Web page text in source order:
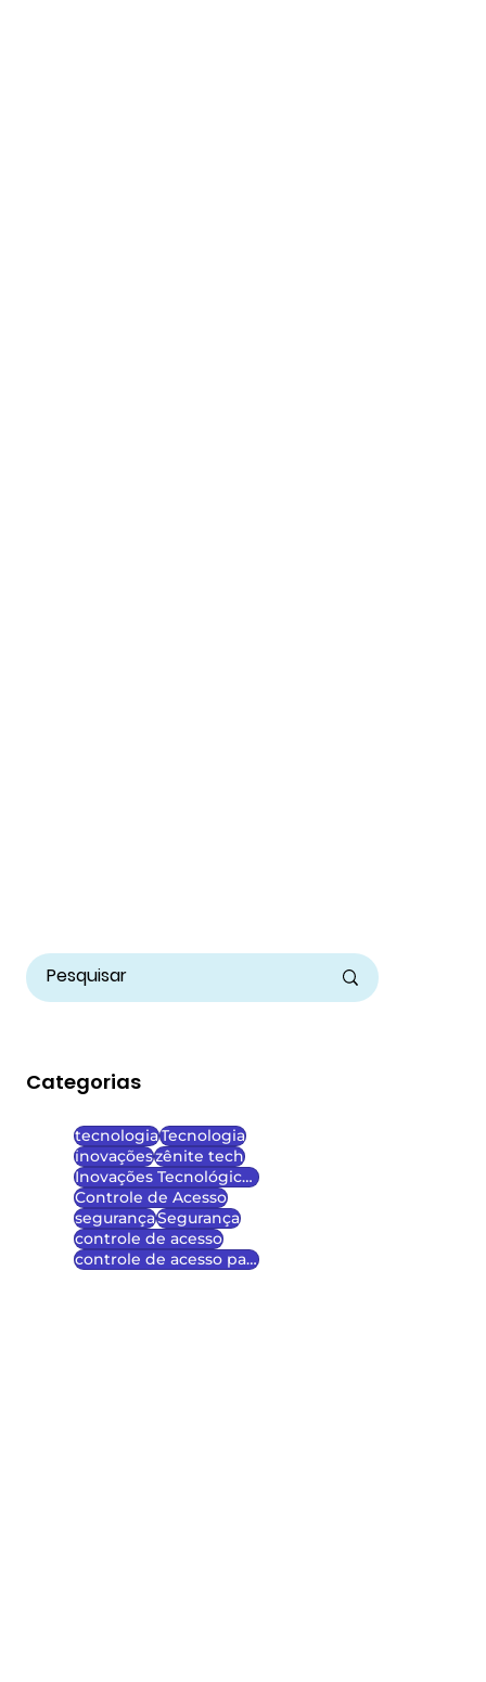
Categorias
tecnologiaTecnologia
inovaçõeszênite tech
Inovações Tecnológicas
Controle de Acesso
segurançaSegurança
controle de acesso
controle de acesso para escolas